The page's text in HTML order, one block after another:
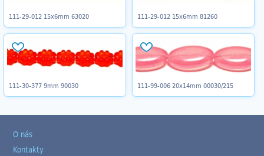
111-29-012 15x6mm 63020 111-29-012 15x6mm 81260
111-30-377 9mm 90030 111-99-006 20x14mm 00030/215
O nás
Kontakty